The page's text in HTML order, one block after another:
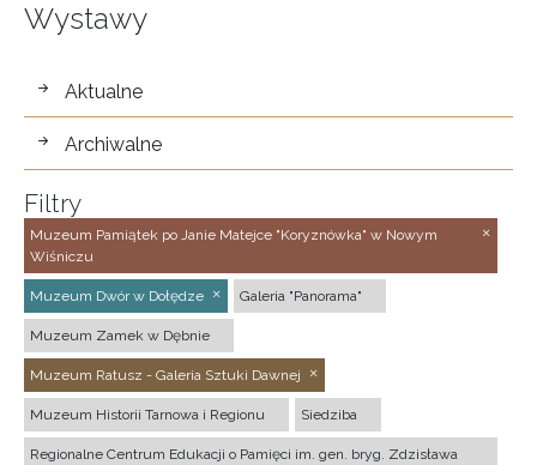
Wystawy
wystawy
Aktualne
Archiwalne
Filtry
Muzeum Pamiątek po Janie Matejce "Koryznówka" w Nowym
Wiśniczu
Muzeum Dwór w Dołędze Galeria "Panorama"
Muzeum Zamek w Dębnie
Muzeum Ratusz - Galeria Sztuki Dawnej
Muzeum Historii Tarnowa i Regionu Siedziba
Regionalne Centrum Edukacji o Pamięci im. gen. bryg. Zdzisława